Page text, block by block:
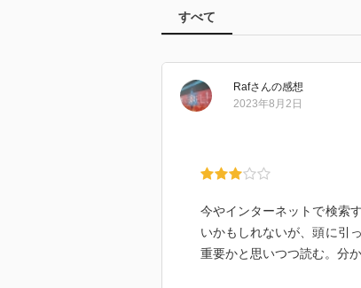
すべて
Rafさんの感想
2023年8月2日
今やインターネットで検索
いかもしれないが、頭に引
重要かと思いつつ読む。分